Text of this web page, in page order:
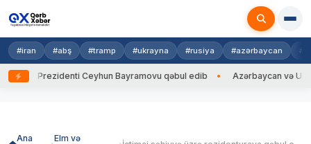
#iran #abş #tramp #ukrayna #rusiya #azərbaycan
Prezidenti Ceyhun Bayramovu qəbul edib Azərbaycan və
Ana
Elm və